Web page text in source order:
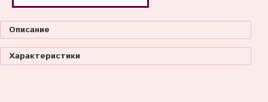
Описание
Характеристики